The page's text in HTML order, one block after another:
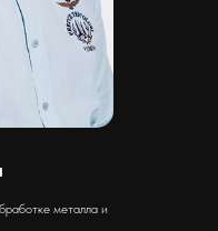
металла и